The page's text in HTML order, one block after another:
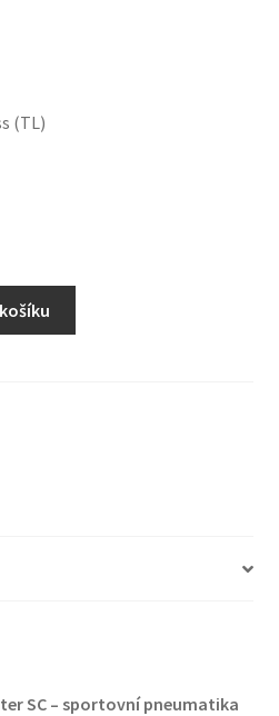
(TL)
SC – sportovní pneumatika